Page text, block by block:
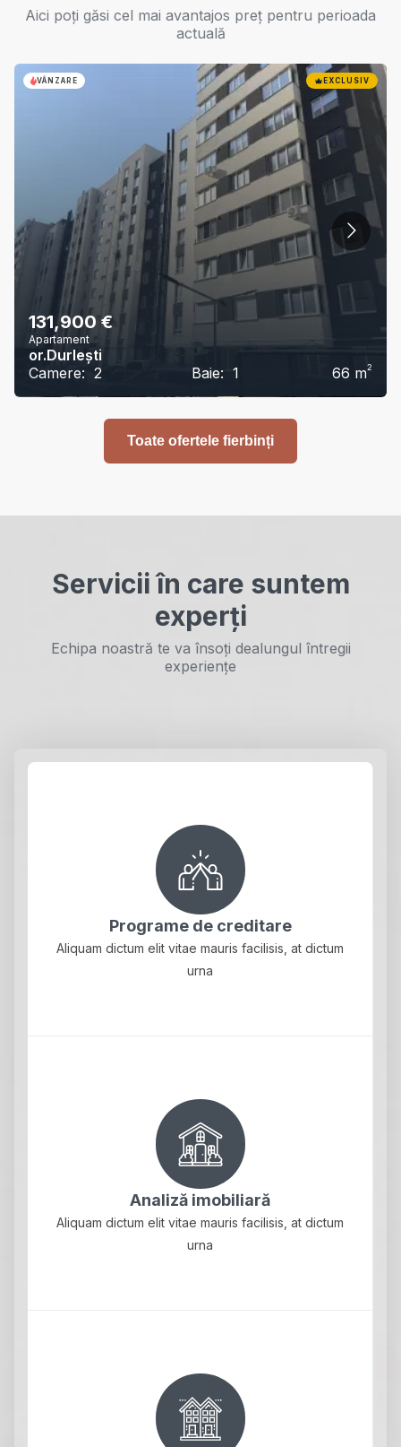
Aici poți găsi cel mai avantajos preț pentru perioada
actuală
VÂNZARE EXCLUSIV
131,900€
Apartament
or.Durlești
Camere: 2 Baie: 1 66 m2
Toate ofertele fierbinți
Servicii în care suntem
experți
Echipa noastră te va însoți dealungul întregii
experiențe
Programe de creditare
Aliquam dictum elit vitae mauris facilisis, at dictum
urna
Analiză imobiliară
Aliquam dictum elit vitae mauris facilisis, at dictum
urna